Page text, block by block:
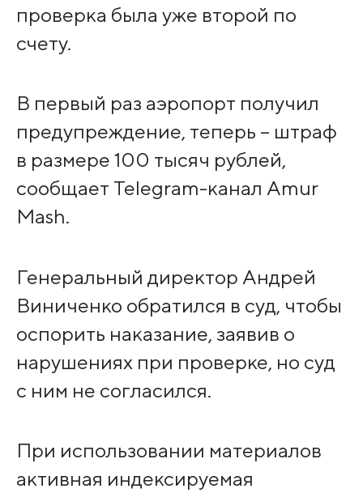
проверка была уже второй по
счету.
В первый раз аэропорт получил
предупреждение, теперь – штраф
в размере 100 тысяч рублей,
сообщает Telegram-канал Amur
Mash.
Генеральный директор Андрей
Виниченко обратился в суд, чтобы
оспорить наказание, заявив о
нарушениях при проверке, но суд
с ним не согласился.
При использовании материалов
активная индексируемая